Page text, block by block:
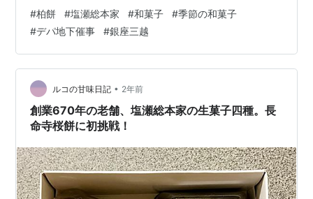
は、本饅頭が大好きなので、柏餅と一緒に！と思いまし
たが、志ほせ饅頭や季節の生菓子などはありましたが、
残念ながら本饅頭はありませんでした。そんなわけで、
柏餅だけお持ち帰りすることにしました。こちらのお店
では、こし餡とみそ餡、2種類の柏餅をお作りになってい
ますが、催事出店も最終日ということで、残っていた…
#柏餅 #塩瀬総本家 #和菓子 #季節の和菓子
#デパ地下催事 #銀座三越
ルコの甘味日記 • 2年前
創業670年の老舗、塩瀬総本家の生菓子四種。長
命寺桜餅に初挑戦！